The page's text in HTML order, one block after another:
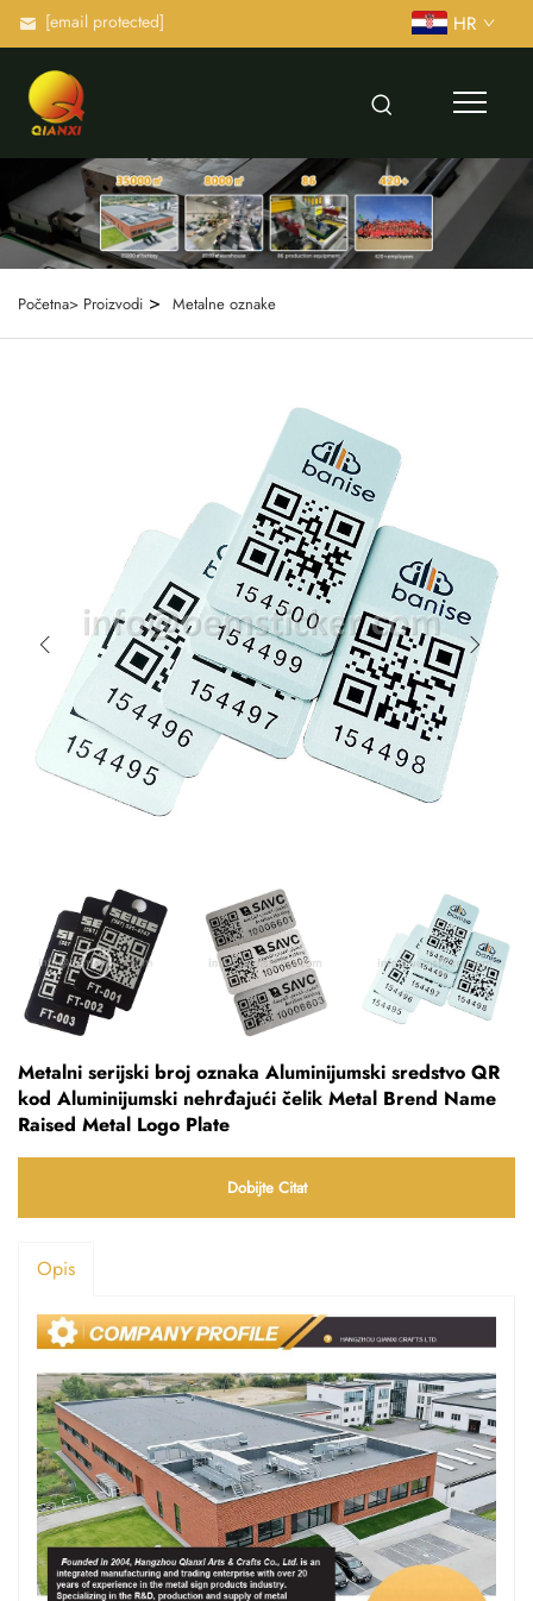
[email protected] HR
Početna> Proizvodi > Metalne oznake
Metalni serijski broj oznaka Aluminijumski sredstvo QR
kod Aluminijumski nehrđajući čelik Metal Brend Name
Raised Metal Logo Plate
Dobijte Citat
Opis